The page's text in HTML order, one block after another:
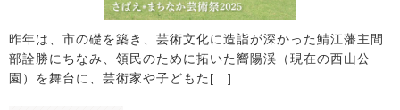
昨年は、市の礎を築き、芸術文化に造詣が深かった鯖江藩主間
部詮勝にちなみ、領民のために拓いた嚮陽渓（現在の西山公
園）を舞台に、芸術家や子どもた[...]